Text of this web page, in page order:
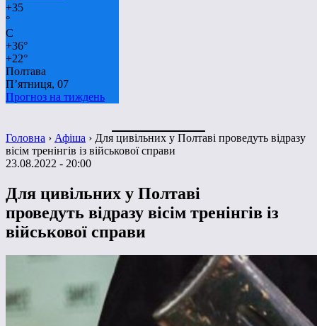
+35
°
C
+36°
+22°
Полтава
П’ятниця, 07
Прогноз на тиждень
Головна › Афіша › Для цивільних у Полтаві проведуть відразу
вісім тренінгів із військової справи
23.08.2022 - 20:00
Для цивільних у Полтаві
проведуть відразу вісім тренінгів із
військової справи